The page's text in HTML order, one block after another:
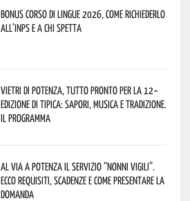
Bonus corso di lingue 2026, come richiederlo
all’INPS e a chi spetta
Vietri di Potenza, tutto pronto per la 12^
Edizione di Tipica: sapori, musica e tradizione.
Il programma
Al via a Potenza il servizio “Nonni Vigili”.
Ecco requisiti, scadenze e come presentare la
domanda